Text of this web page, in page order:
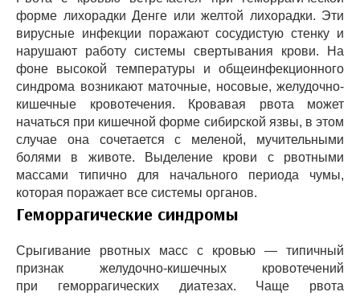
форме лихорадки Денге или желтой лихорадки. Эти
вирусные инфекции поражают сосудистую стенку и
нарушают работу системы свертывания крови. На
фоне высокой температуры и общеинфекционного
синдрома возникают маточные, носовые, желудочно-
кишечные кровотечения. Кровавая рвота может
начаться при кишечной форме сибирской язвы, в этом
случае она сочетается с меленой, мучительными
болями в животе. Выделение крови с рвотными
массами типично для начального периода чумы,
которая поражает все системы органов.
Геморрагические синдромы
Срыгивание рвотных масс с кровью — типичный
признак желудочно-кишечных кровотечений
при геморрагических диатезах. Чаще рвота